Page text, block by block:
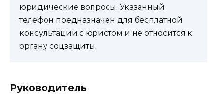
юридические вопросы. Указанный
телефон предназначен для бесплатной
консультации с юристом и не относится к
органу соцзащиты.
Руководитель